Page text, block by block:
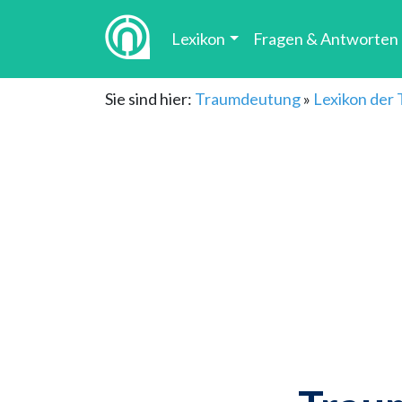
Lexikon Fragen & Antworten
Sie sind hier: Traumdeutung» Lexikon der